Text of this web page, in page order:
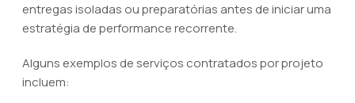
entregas isoladas ou preparatórias antes de iniciar uma
estratégia de performance recorrente.
Alguns exemplos de serviços contratados por projeto
incluem: